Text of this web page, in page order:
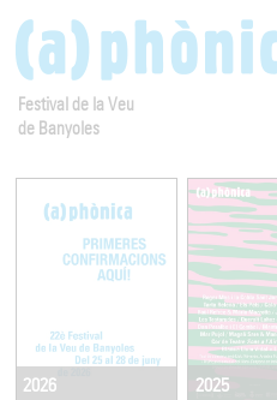
Festival de la Veu
de Banyoles
2026 2025